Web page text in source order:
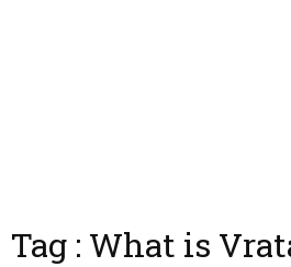
Tag : What is